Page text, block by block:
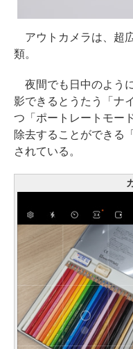
アウトカメラは、超
類。
夜間でも日中のよう
影できるとうたう「ナ
つ「ポートレートモー
除去することができる
されている。